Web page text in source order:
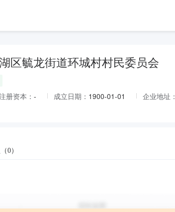
区毓龙街道环城村村民委员会
册资本： - 成立日期： 1900-01-01 企业地址：
（0）